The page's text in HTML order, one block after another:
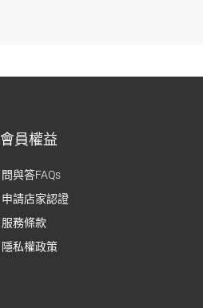
會員權益
問與答FAQs
申請店家認證
服務條款
隱私權政策